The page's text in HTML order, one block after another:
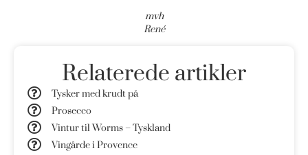
mvh
René
Relaterede artikler
Tysker med krudt på
Prosecco
Vintur til Worms – Tyskland
Vingårde i Provence